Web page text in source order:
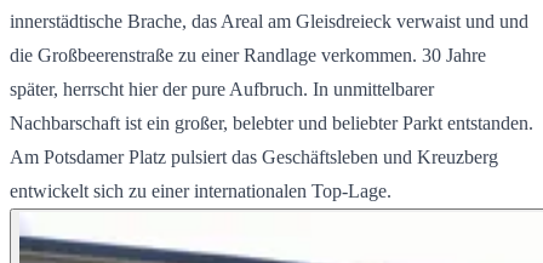
innerstädtische Brache, das Areal am Gleisdreieck verwaist und und
die Großbeerenstraße zu einer Randlage verkommen. 30 Jahre
später, herrscht hier der pure Aufbruch. In unmittelbarer
Nachbarschaft ist ein großer, belebter und beliebter Parkt entstanden.
Am Potsdamer Platz pulsiert das Geschäftsleben und Kreuzberg
entwickelt sich zu einer internationalen Top-Lage.